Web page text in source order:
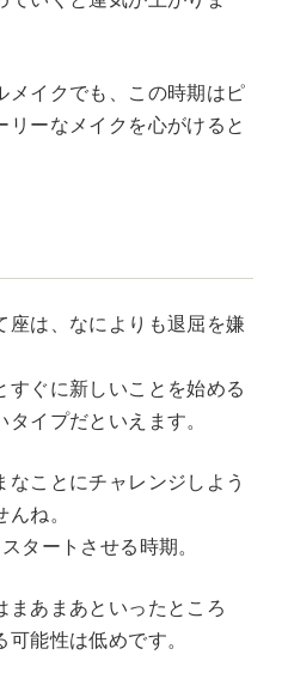
メイクでも、この時期はピ
ーなメイクを心がけると
は、なによりも退屈を嫌
ぐに新しいことを始める
イプだといえます。
ことにチャレンジしよう
ね。
タートさせる時期。
まあまあといったところ
能性は低めです。